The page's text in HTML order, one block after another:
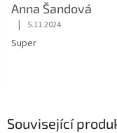
Anna Šandová
Hodnocení obchodu je 5
| 5.11.2024
Super
Související